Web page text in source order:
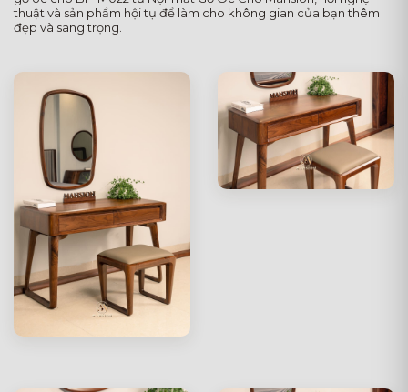
thuật và sản phẩm hội tụ để làm cho không gian của bạn thêm
đẹp và sang trọng.